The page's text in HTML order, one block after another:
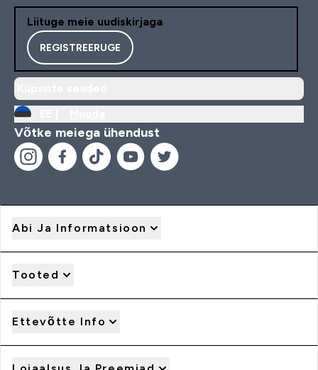
Liituge meie uudiskirjaga
REGISTREERUGE
Võtke meiega ühendust
Abi Ja Informatsioon
Tooted
Ettevõtte Info